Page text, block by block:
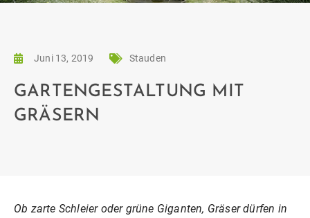
Juni 13, 2019 Stauden
GARTENGESTALTUNG MIT
GRÄSERN
Ob zarte Schleier oder grüne Giganten, Gräser dürfen in